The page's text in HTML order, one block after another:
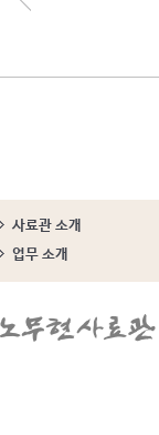
사료관 소개
업무 소개